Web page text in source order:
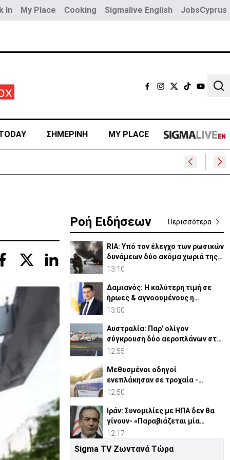
In My Place Cooking Sigmalive English JobsCyprus
ΣΗΜΕΡΙΝΗ MY PLACE
Ροή Ειδήσεων Περισσότερα
RIA: Υπό τον έλεγχο των ρωσικών
δυνάμεων δύο ακόμα χωριά της
Αν. Ουκρανίας
13:10
Δαμιανός: Η καλύτερη τιμή σε
ήρωες & αγνοουμένους η
προσπάθεια για ελευθερία
13:00
Αυστραλία: Παρ' ολίγον
σύγκρουση δύο αεροπλάνων στο
αεροδρόμιο του Σίδνεϊ
12:55
Μεθυσμένοι οδηγοί
ενεπλάκησαν σε τροχαία -
43χρονη αρνήθηκε έλεγχο
12:50
Ιράν: Συνομιλίες με ΗΠΑ δεν θα
γίνουν- «Παραβιάζεται μία
μεταβατική συμφωνία»
12:17
Μελέτησε το πόρισμα της
Sigma TV Ζωντανά Τώρα